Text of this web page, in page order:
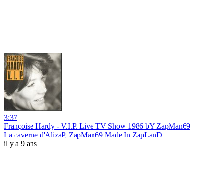
3:37
Françoise Hardy - V.I.P. Live TV Show 1986 bY ZapMan69
La caverne d'AlizaP, ZapMan69 Made In ZapLanD...
il y a 9 ans